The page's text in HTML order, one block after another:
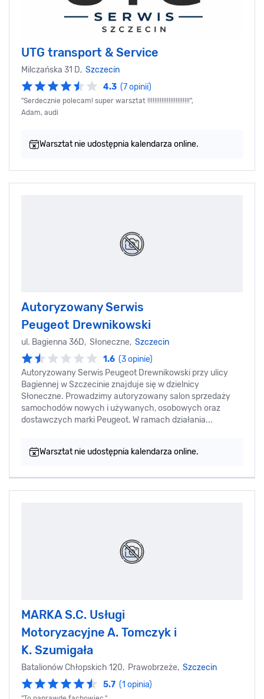
UTG transport & Service
Milczańska 31 D, Szczecin
4.3 (7 opinii)
"Serdecznie polecam! super warsztat !!!!!!!!!!!!!!!!!!!!!!!!",
Adam, audi
Warsztat nie udostępnia kalendarza online.
Autoryzowany Serwis
Peugeot Drewnikowski
ul. Bagienna 36D, Słoneczne, Szczecin
1.6 (3 opinie)
Autoryzowany Serwis Peugeot Drewnikowski przy ulicy
Bagiennej w Szczecinie znajduje się w dzielnicy
Słoneczne. Prowadzimy autoryzowany salon sprzedaży
samochodów nowych i używanych, osobowych oraz
dostawczych marki Peugeot. W ramach działania...
Warsztat nie udostępnia kalendarza online.
MARKA S.C. Usługi
Motoryzacyjne A. Tomczyk i
K. Szumigała
Batalionów Chłopskich 120, Prawobrzeże, Szczecin
5.7 (1 opinia)